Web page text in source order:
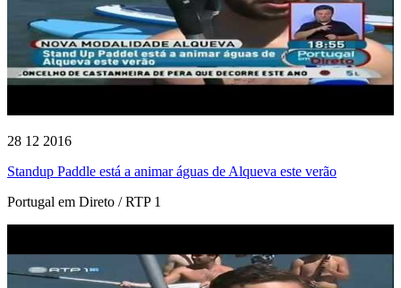
28 12 2016
Standup Paddle está a animar águas de Alqueva este verão
Portugal em Direto / RTP 1